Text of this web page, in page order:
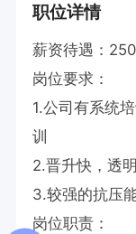
职位详情
薪资待遇：
岗位要求：
1.公司有系统
训
2.晋升快，透
3.较强的抗压
岗位职责：